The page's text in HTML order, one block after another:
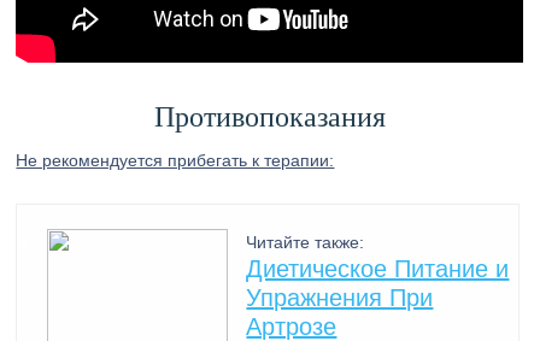
Противопоказания
Не рекомендуется прибегать к терапии:
Читайте также:
Диетическое Питание и
Упражнения При
Артрозе